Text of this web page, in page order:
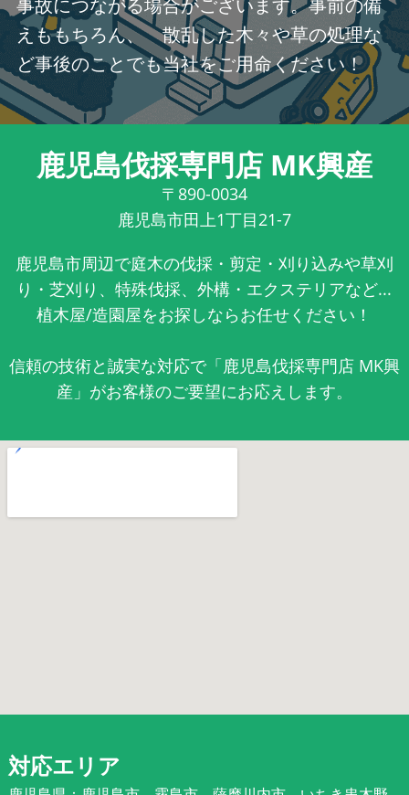
えももちろん、 散乱した木々や草の処理な
ど事後のことでも当社をご用命ください！
鹿児島伐採専門店 MK興産
〒890-0034
鹿児島市田上1丁目21-7
鹿児島市周辺で庭木の伐採・剪定・刈り込みや草刈
り・芝刈り、特殊伐採、外構・エクステリアなど...
植木屋/造園屋をお探しならお任せください！
信頼の技術と誠実な対応で「鹿児島伐採専門店 MK興
産」がお客様のご要望にお応えします。
対応エリア